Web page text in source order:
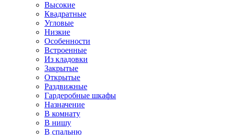
Высокие
Квадратные
Угловые
Низкие
Особенности
Встроенные
Из кладовки
Закрытые
Открытые
Раздвижные
Гардеробные шкафы
Назначение
В комнату
В нишу
В спальню